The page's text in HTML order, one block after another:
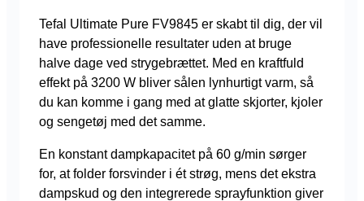
Tefal Ultimate Pure FV9845 er skabt til dig, der vil
have professionelle resultater uden at bruge
halve dage ved strygebrættet. Med en kraftfuld
effekt på 3200 W bliver sålen lynhurtigt varm, så
du kan komme i gang med at glatte skjorter, kjoler
og sengetøj med det samme.
En konstant dampkapacitet på 60 g/min sørger
for, at folder forsvinder i ét strøg, mens det ekstra
dampskud og den integrerede sprayfunktion giver